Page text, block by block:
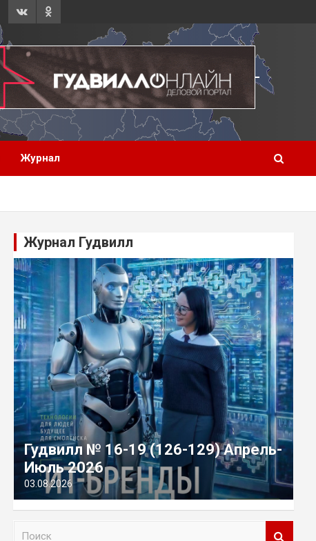
Журнал
Журнал Гудвилл
Гудвилл № 16-19 (126-129) Апрель-
Июль 2026
03.08.2026